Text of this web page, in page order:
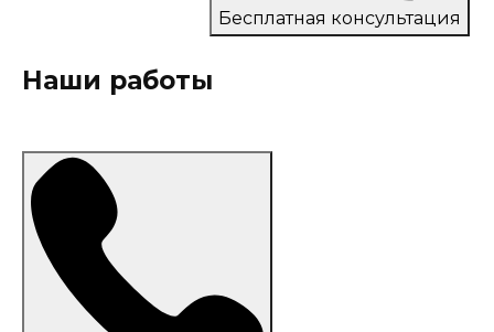
Бесплатная консультация
Наши работы